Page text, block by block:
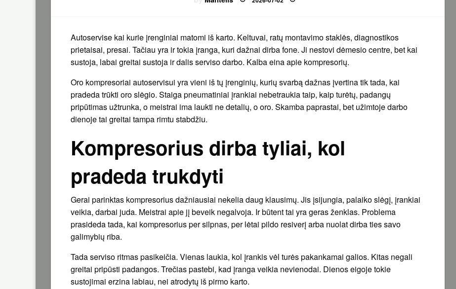
on
Autoservise kai kurie įrenginiai matomi iš karto. Keltuvai, ratų montavimo staklės, diagnostikos
prietaisai, presai. Tačiau yra ir tokia įranga, kuri dažnai dirba fone. Ji nestovi dėmesio centre, bet kai
sustoja, labai greitai sustoja ir dalis serviso darbo. Kalba eina apie kompresorių.
Oro kompresoriai autoservisui yra vieni iš tų įrenginių, kurių svarbą dažnas įvertina tik tada, kai
pradeda trūkti oro slėgio. Staiga pneumatiniai įrankiai nebetraukia taip, kaip turėtų, padangų
pripūtimas užtrunka, o meistrai ima laukti ne detalių, o oro. Skamba paprastai, bet užimtoje darbo
dienoje tai greitai tampa rimtu stabdžiu.
Kompresorius dirba tyliai, kol
pradeda trukdyti
Gerai parinktas kompresorius dažniausiai nekelia daug klausimų. Jis įsijungia, palaiko slėgį, įrankiai
veikia, darbai juda. Meistrai apie jį beveik negalvoja. Ir būtent tai yra geras ženklas. Problema
prasideda tada, kai kompresorius per silpnas, per lėtai pildo resiverį arba nuolat dirba ties savo
galimybių riba.
Tada serviso ritmas pasikeičia. Vienas laukia, kol įrankis vėl turės pakankamai galios. Kitas negali
greitai pripūsti padangos. Trečias pastebi, kad įranga veikia nevienodai. Dienos eigoje tokie
sustojimai erzina labiau, nei atrodytų iš pirmo karto.